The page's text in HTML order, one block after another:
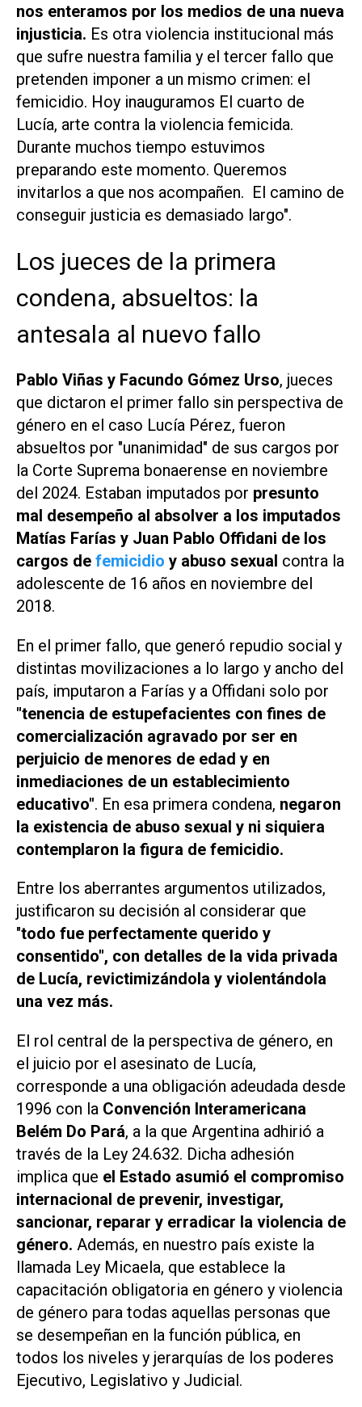
nos enteramos por los medios de una nueva
injusticia. Es otra violencia institucional más
que sufre nuestra familia y el tercer fallo que
pretenden imponer a un mismo crimen: el
femicidio. Hoy inauguramos El cuarto de
Lucía, arte contra la violencia femicida.
Durante muchos tiempo estuvimos
preparando este momento. Queremos
invitarlos a que nos acompañen. El camino de
conseguir justicia es demasiado largo".
Los jueces de la primera
condena, absueltos: la
antesala al nuevo fallo
Pablo Viñas y Facundo Gómez Urso, jueces
que dictaron el primer fallo sin perspectiva de
género en el caso Lucía Pérez, fueron
absueltos por "unanimidad" de sus cargos por
la Corte Suprema bonaerense en noviembre
del 2024. Estaban imputados por presunto
mal desempeño al absolver a los imputados
Matías Farías y Juan Pablo Offidani de los
cargos de femicidio y abuso sexual contra la
adolescente de 16 años en noviembre del
2018.
En el primer fallo, que generó repudio social y
distintas movilizaciones a lo largo y ancho del
país, imputaron a Farías y a Offidani solo por
"tenencia de estupefacientes con fines de
comercialización agravado por ser en
perjuicio de menores de edad y en
inmediaciones de un establecimiento
educativo". En esa primera condena, negaron
la existencia de abuso sexual y ni siquiera
contemplaron la figura de femicidio.
Entre los aberrantes argumentos utilizados,
justificaron su decisión al considerar que
"todo fue perfectamente querido y
consentido", con detalles de la vida privada
de Lucía, revictimizándola y violentándola
una vez más.
El rol central de la perspectiva de género, en
el juicio por el asesinato de Lucía,
corresponde a una obligación adeudada desde
1996 con la Convención Interamericana
Belém Do Pará, a la que Argentina adhirió a
través de la Ley 24.632. Dicha adhesión
implica que el Estado asumió el compromiso
internacional de prevenir, investigar,
sancionar, reparar y erradicar la violencia de
género. Además, en nuestro país existe la
llamada Ley Micaela, que establece la
capacitación obligatoria en género y violencia
de género para todas aquellas personas que
se desempeñan en la función pública, en
todos los niveles y jerarquías de los poderes
Ejecutivo, Legislativo y Judicial.